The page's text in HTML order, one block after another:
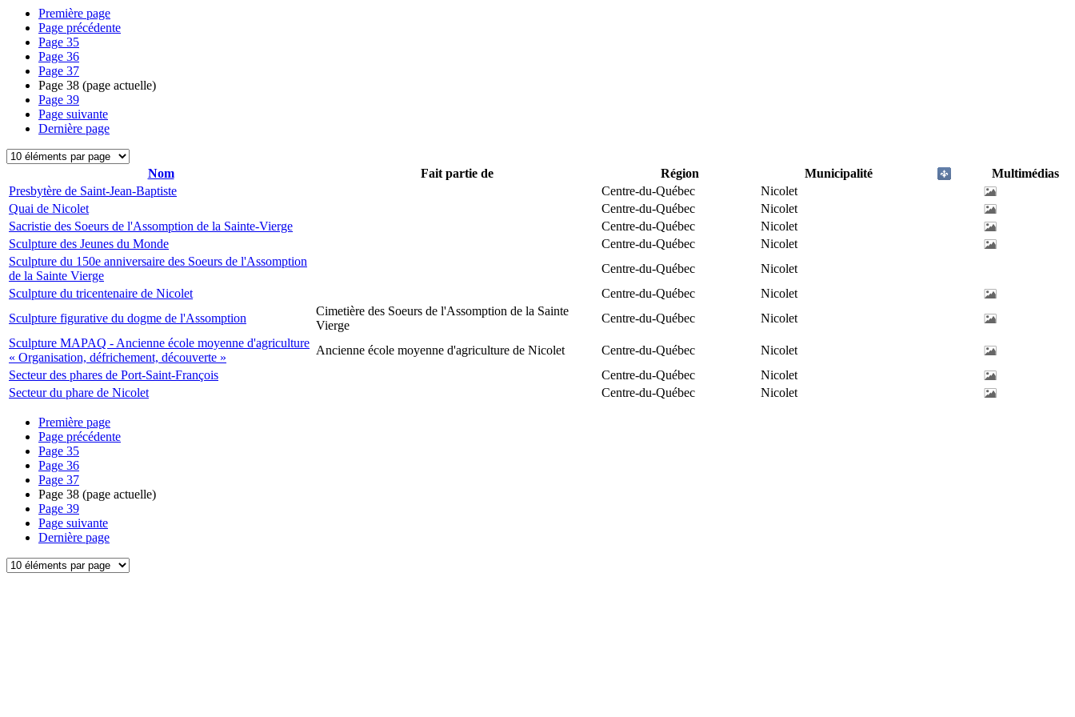
Première page
Page précédente
Page 35
Page 36
Page 37
Page 38 (page actuelle)
Page 39
Page suivante
Dernière page
Nom Fait partie de Région Municipalité
Multimédias
Presbytère de Saint-Jean-Baptiste
Centre-du-Québec
Nicolet
Quai de Nicolet
Centre-du-Québec
Nicolet
Sacristie des Soeurs de l'Assomption de la Sainte-Vierge
Centre-du-Québec
Nicolet
Sculpture des Jeunes du Monde
Centre-du-Québec
Nicolet
Sculpture du 150e anniversaire des Soeurs de l'Assomption
de la Sainte Vierge
Centre-du-Québec
Nicolet
Sculpture du tricentenaire de Nicolet
Centre-du-Québec
Nicolet
Sculpture figurative du dogme de l'Assomption
Cimetière des Soeurs de l'Assomption de la Sainte
Vierge
Centre-du-Québec
Nicolet
Sculpture MAPAQ - Ancienne école moyenne d'agriculture
« Organisation, défrichement, découverte »
Ancienne école moyenne d'agriculture de Nicolet Centre-du-Québec
Nicolet
Secteur des phares de Port-Saint-François
Centre-du-Québec
Nicolet
Secteur du phare de Nicolet
Centre-du-Québec Nicolet
Première page
Page précédente
Page 35
Page 36
Page 37
Page 38 (page actuelle)
Page 39
Page suivante
Dernière page